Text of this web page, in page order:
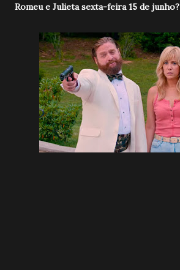
Romeu e Julieta sexta-feira 15 de junho?